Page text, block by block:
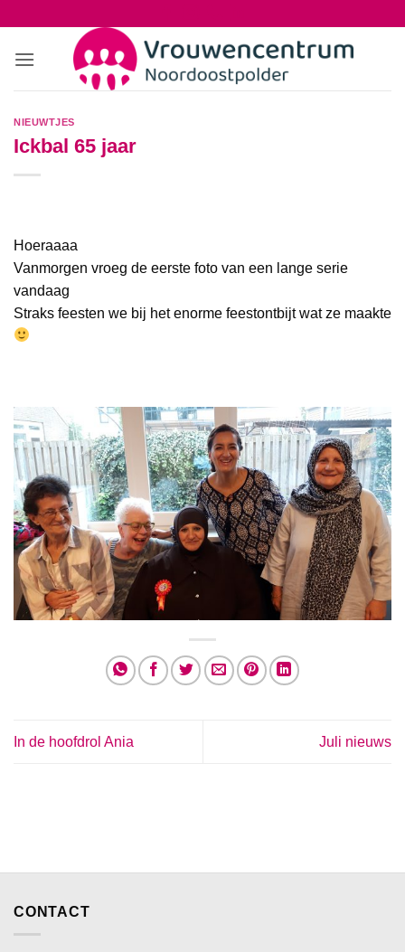
inhoud
NIEUWTJES
Ickbal 65 jaar
Hoeraaaa
Vanmorgen vroeg de eerste foto van een lange serie
vandaag
Straks feesten we bij het enorme feestontbijt wat ze maakte
In de hoofdrol Ania Juli nieuws
CONTACT